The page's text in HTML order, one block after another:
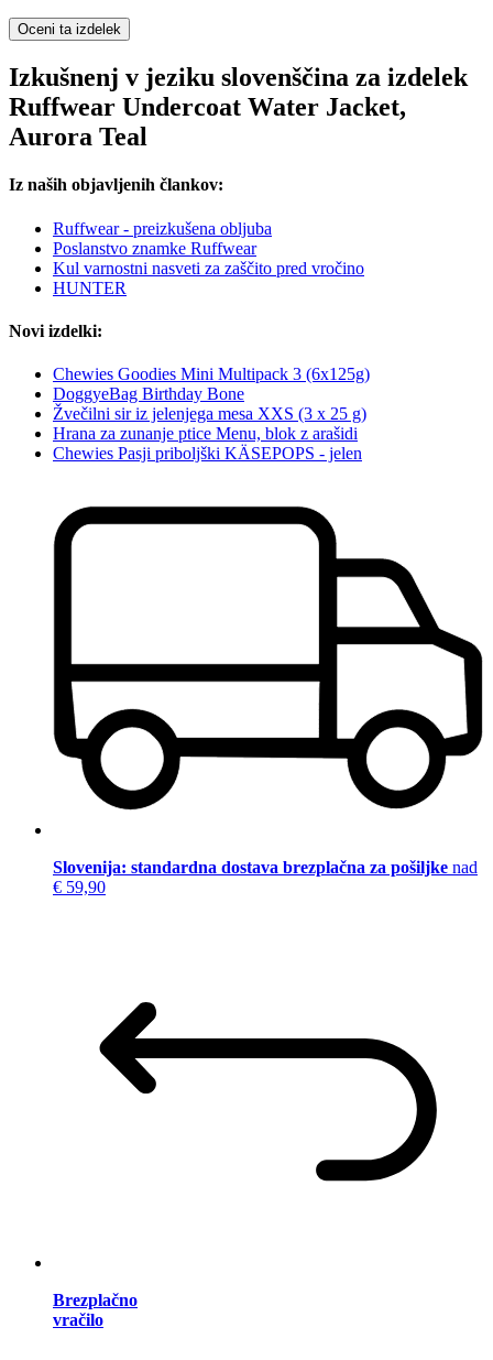
Oceni ta izdelek
Izkušnenj v jeziku slovenščina za izdelek
Ruffwear Undercoat Water Jacket,
Aurora Teal
Iz naših objavljenih člankov:
Ruffwear - preizkušena obljuba
Poslanstvo znamke Ruffwear
Kul varnostni nasveti za zaščito pred vročino
HUNTER
Novi izdelki:
Chewies Goodies Mini Multipack 3 (6x125g)
DoggyeBag Birthday Bone
Žvečilni sir iz jelenjega mesa XXS (3 x 25 g)
Hrana za zunanje ptice Menu, blok z arašidi
Chewies Pasji priboljški KÄSEPOPS - jelen
Slovenija: standardna dostava brezplačna za pošiljke nad
€ 59,90
Brezplačno
vračilo